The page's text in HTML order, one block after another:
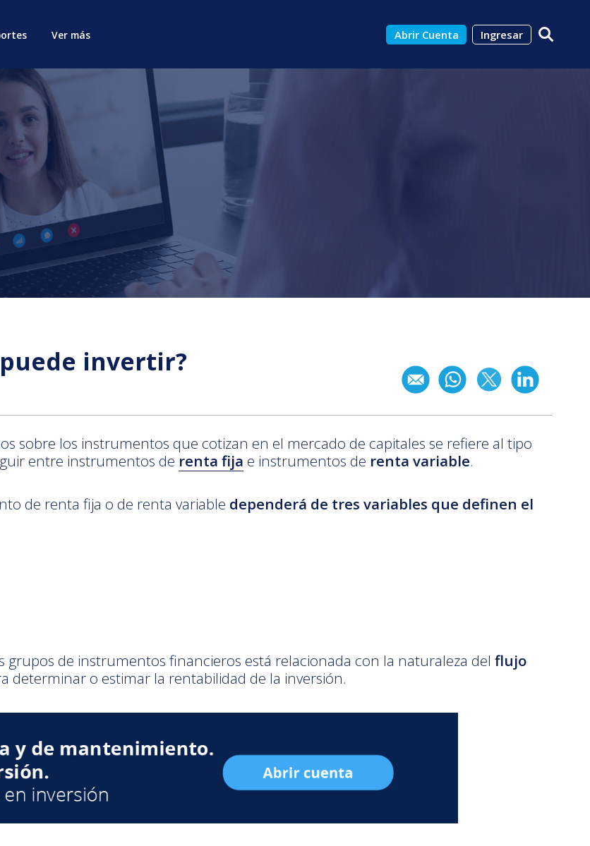
Abrir Cuenta Ingresar
Ver más
invertir?
sobre los instrumentos que cotizan en el mercado de capitales se refiere al tipo
entre instrumentos de renta fija e instrumentos de renta variable.
de renta fija o de renta variable dependerá de tres variables que definen el
grupos de instrumentos financieros está relacionada con la naturaleza del flujo
determinar o estimar la rentabilidad de la inversión.